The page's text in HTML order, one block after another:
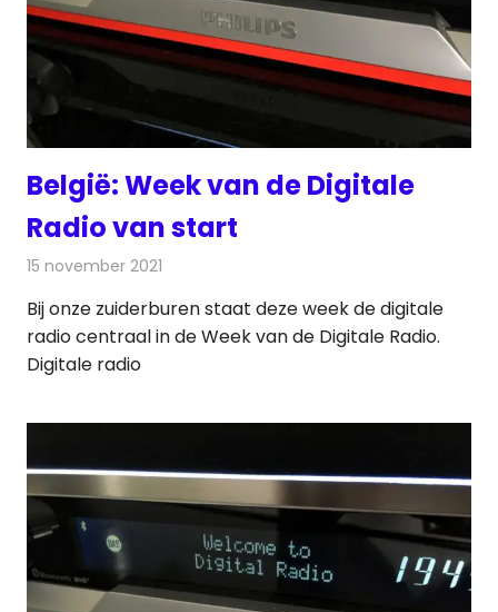
België: Week van de Digitale
Radio van start
15 november 2021
Bij onze zuiderburen staat deze week de digitale
radio centraal in de Week van de Digitale Radio.
Digitale radio